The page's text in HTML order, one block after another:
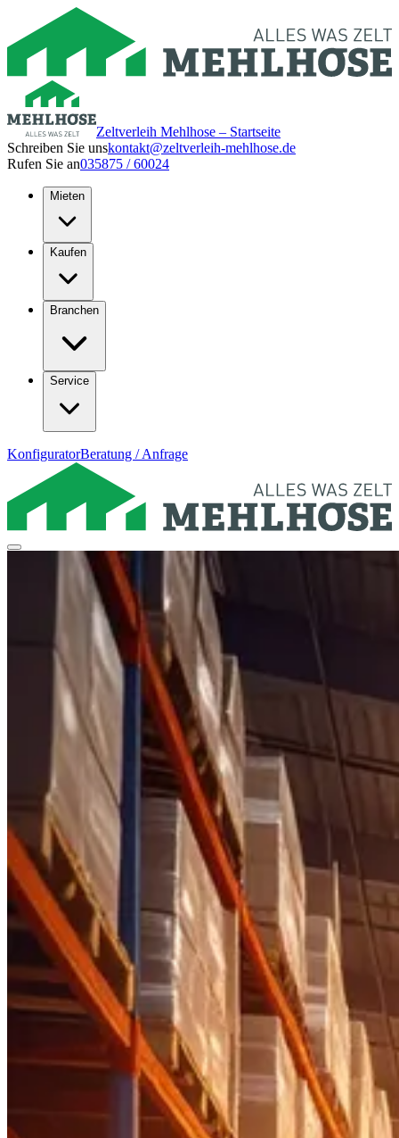
Zeltverleih Mehlhose – Startseite
Schreiben Sie unskontakt@zeltverleih-mehlhose.de
Rufen Sie an035875 / 60024
Mieten
Kaufen
Branchen
Service
KonfiguratorBeratung / Anfrage